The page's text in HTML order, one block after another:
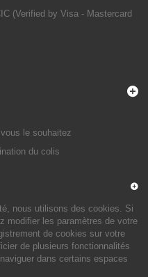
(Verified by Visa - Mastercard
le souhaitez
du colis
nous utilisons des cookies. Si
modifier les paramètres de votre
de cookies sur votre
de plusieurs fonctionnalités
dans certains espaces